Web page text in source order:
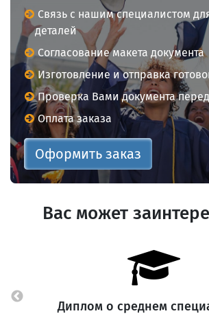
Связь с нашим специалистом
деталей
Согласование макета документа
Изготовление и отправка
Проверка Вами документа
Оплата заказа
Оформить заказ
Вас может
Диплом о среднем